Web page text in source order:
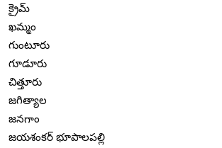
క్రైమ్
ఖమ్మం
గుంటూరు
గూడూరు
చిత్తూరు
జగిత్యాల
జనగాం
జయశంకర్ భూపాలపల్లి